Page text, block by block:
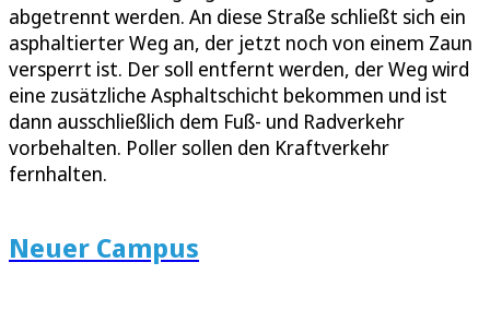
abgetrennt werden. An diese Straße schließt sich ein
asphaltierter Weg an, der jetzt noch von einem Zaun
versperrt ist. Der soll entfernt werden, der Weg wird
eine zusätzliche Asphaltschicht bekommen und ist
dann ausschließlich dem Fuß- und Radverkehr
vorbehalten. Poller sollen den Kraftverkehr
fernhalten.
Neuer Campus